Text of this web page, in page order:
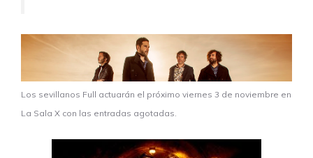
Los sevillanos Full actuarán el próximo viernes 3 de noviembre en
La Sala X con las entradas agotadas.